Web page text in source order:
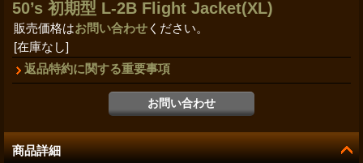
50’s 初期型 L-2B Flight Jacket(XL)
販売価格はお問い合わせ ください。
[在庫なし]
返品特約に関する重要事項
商品詳細